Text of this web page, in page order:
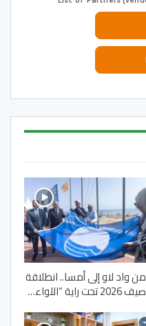
من واد لاو إلى أمسا.. انطلاقة
صيف 2026 تحت راية “اللواء…